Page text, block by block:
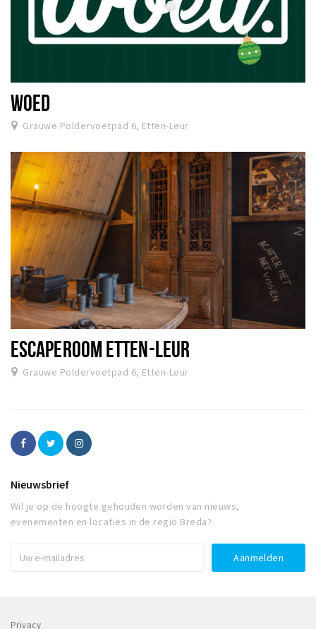
WOED
Grauwe Poldervoetpad 6, Etten-Leur
ESCAPEROOM ETTEN-LEUR
Grauwe Poldervoetpad 6, Etten-Leur
Nieuwsbrief
Wil je op de hoogte gehouden worden van nieuws,
evenementen en locaties in de regio Breda?
Privacy